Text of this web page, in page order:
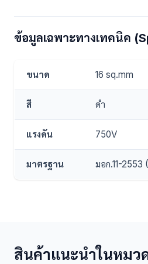
ข้อมูลเฉพาะทางเทคนิค
ขนาด 16 sq.mm
สี ดำ
แรงดัน 750V
มาตรฐาน มอก.11-2553
สินค้าแนะนำในหมว